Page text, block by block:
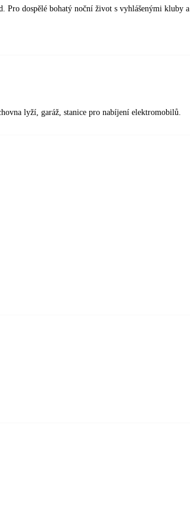
Pro dospělé bohatý noční život s vyhlášenými kluby a
lyží, garáž, stanice pro nabíjení elektromobilů.